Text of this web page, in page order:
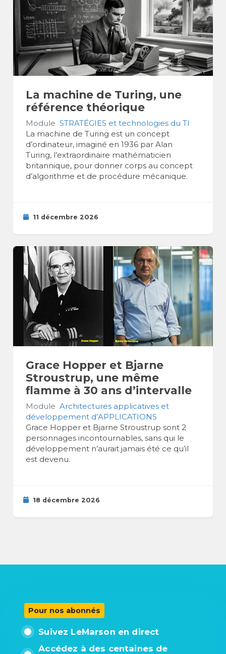
La machine de Turing, une
référence théorique
Module STRATÉGIES et technologies du TI
La machine de Turing est un concept
d’ordinateur, imaginé en 1936 par Alan
Turing, l’extraordinaire mathématicien
britannique, pour donner corps au concept
d’algorithme et de procédure mécanique.
11 décembre 2026
Grace Hopper et Bjarne
Stroustrup, une même
flamme à 30 ans d’intervalle
Module Architectures applicatives et
développement d’APPLICATIONS
Grace Hopper et Bjarne Stroustrup sont 2
personnages incontournables, sans qui le
développement n’aurait jamais été ce qu’il
est devenu.
18 décembre 2026
Pour nos abonnés
Suivez LeMarson en direct
Accédez à des centaines de